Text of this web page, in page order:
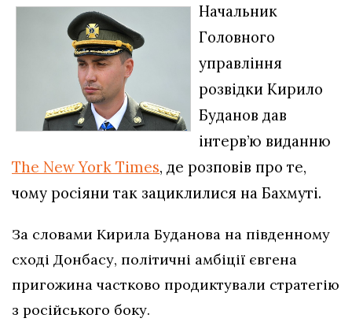
Начальник
Головного
управління
розвідки Кирило
Буданов дав
інтерв’ю виданню
The New York Times, де розповів про те,
чому росіяни так зациклилися на Бахмуті.
За словами Кирила Буданова на південному
сході Донбасу, політичні амбіції євгена
пригожина частково продиктували стратегію
з російського боку.